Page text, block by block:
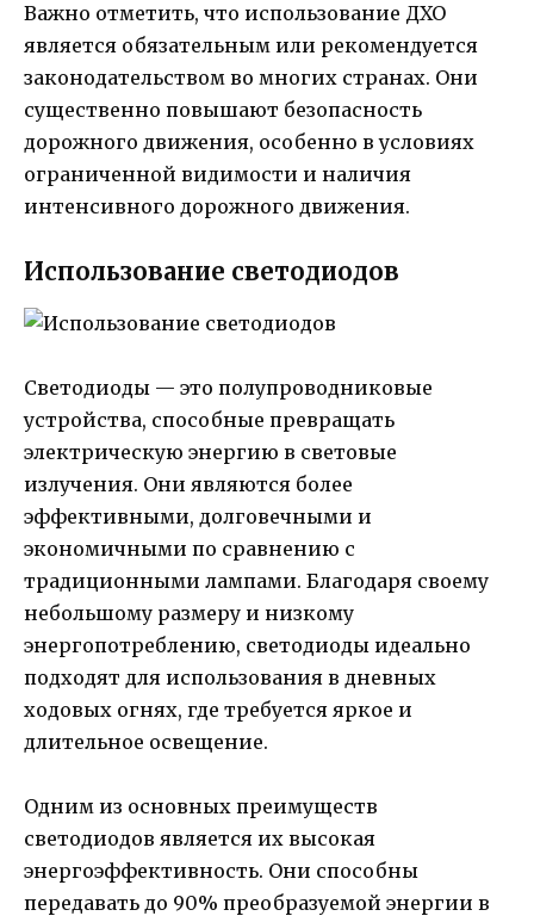
Важно отметить, что использование ДХО
является обязательным или рекомендуется
законодательством во многих странах. Они
существенно повышают безопасность
дорожного движения, особенно в условиях
ограниченной видимости и наличия
интенсивного дорожного движения.
Использование светодиодов
Светодиоды — это полупроводниковые
устройства, способные превращать
электрическую энергию в световые
излучения. Они являются более
эффективными, долговечными и
экономичными по сравнению с
традиционными лампами. Благодаря своему
небольшому размеру и низкому
энергопотреблению, светодиоды идеально
подходят для использования в дневных
ходовых огнях, где требуется яркое и
длительное освещение.
Одним из основных преимуществ
светодиодов является их высокая
энергоэффективность. Они способны
передавать до 90% преобразуемой энергии в